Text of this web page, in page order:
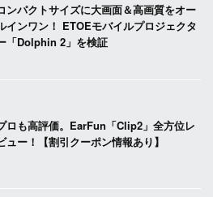
ンパクトサイズに大画面＆高画質をオー
インワン！ ETOEモバイルプロジェクタ
「Dolphin 2」を検証
ロも高評価。EarFun「Clip2」全方位レ
ュー！【割引クーポン情報あり】